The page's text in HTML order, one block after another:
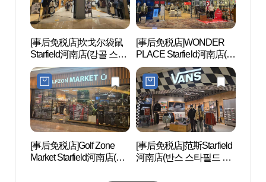
[事后免税店]坎戈尔袋鼠
Starfield河南店(캉골 스타
필드 하남점)
[事后免税店]WONDER
PLACE Starfield河南店(원
더플레이스 스타필드 하
남점)
[事后免税店]Golf Zone
Market Starfield河南店(골
[事后免税店]范斯Starfield
河南店(반스 스타필드 하